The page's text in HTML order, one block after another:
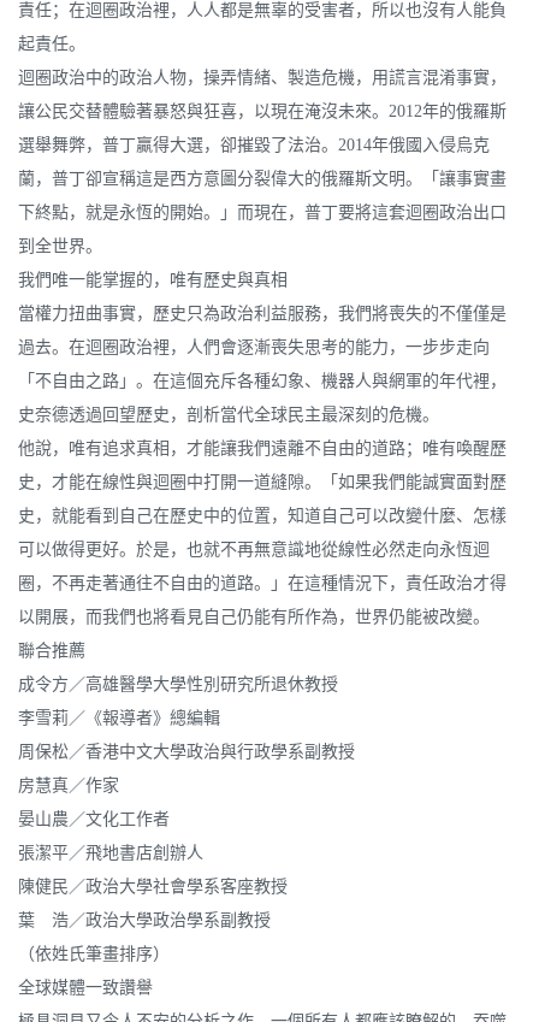
責任；在迴圈政治裡，人人都是無辜的受害者，所以也沒有人能負
起責任。
迴圈政治中的政治人物，操弄情緒、製造危機，用謊言混淆事實，
讓公民交替體驗著暴怒與狂喜，以現在淹沒未來。2012年的俄羅斯
選舉舞弊，普丁贏得大選，卻摧毀了法治。2014年俄國入侵烏克
蘭，普丁卻宣稱這是西方意圖分裂偉大的俄羅斯文明。「讓事實畫
下終點，就是永恆的開始。」而現在，普丁要將這套迴圈政治出口
到全世界。
我們唯一能掌握的，唯有歷史與真相
當權力扭曲事實，歷史只為政治利益服務，我們將喪失的不僅僅是
過去。在迴圈政治裡，人們會逐漸喪失思考的能力，一步步走向
「不自由之路」。在這個充斥各種幻象、機器人與網軍的年代裡，
史奈德透過回望歷史，剖析當代全球民主最深刻的危機。
他說，唯有追求真相，才能讓我們遠離不自由的道路；唯有喚醒歷
史，才能在線性與迴圈中打開一道縫隙。「如果我們能誠實面對歷
史，就能看到自己在歷史中的位置，知道自己可以改變什麼、怎樣
可以做得更好。於是，也就不再無意識地從線性必然走向永恆迴
圈，不再走著通往不自由的道路。」在這種情況下，責任政治才得
以開展，而我們也將看見自己仍能有所作為，世界仍能被改變。
聯合推薦
成令方／高雄醫學大學性別研究所退休教授
李雪莉／《報導者》總編輯
周保松／香港中文大學政治與行政學系副教授
房慧真／作家
晏山農／文化工作者
張潔平／飛地書店創辦人
陳健民／政治大學社會學系客座教授
葉 浩／政治大學政治學系副教授
（依姓氏筆畫排序）
全球媒體一致讚譽